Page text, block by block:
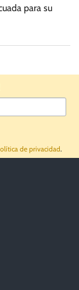
para su
de privacidad.